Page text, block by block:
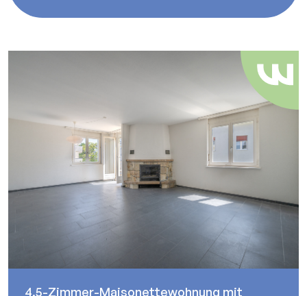
4.5-Zimmer-Maisonettewohnung mit